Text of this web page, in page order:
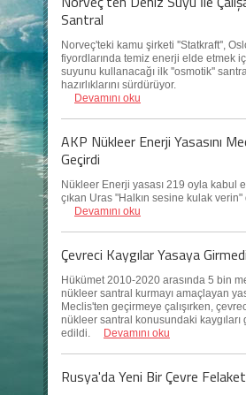
Santral
Norveç'teki kamu şirketi ''Statkraft'',
fiyordlarında temiz enerji elde etmek
suyunu kullanacağı ilk ''osmotik''
hazırlıklarını sürdürüyor.
Devamını oku
AKP Nükleer Enerji Yasasını
Geçirdi
Nükleer Enerji yasası 219 oyla kabul
çıkan Uras "Halkın sesine kulak verin"
Devamını oku
Çevreci Kaygılar Yasaya Girmedi
Hükümet 2010-2020 arasında 5 bin
nükleer santral kurmayı amaçlayan
Meclis'ten geçirmeye çalışırken,
nükleer santral konusundaki kaygıları
edildi.
Devamını oku
Rusya'da Yeni Bir Çevre